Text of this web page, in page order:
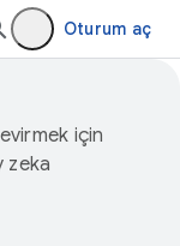
Oturum aç
için
zeka